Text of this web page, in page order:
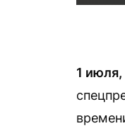
1 июля,